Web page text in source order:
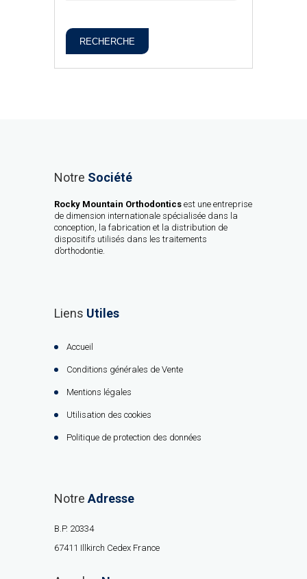
RECHERCHE
Notre Société
Rocky Mountain Orthodontics est une entreprise
de dimension internationale spécialisée dans la
conception, la fabrication et la distribution de
dispositifs utilisés dans les traitements
d’orthodontie.
Liens Utiles
Accueil
Conditions générales de Vente
Mentions légales
Utilisation des cookies
Politique de protection des données
Notre Adresse
B.P. 20334
67411 Illkirch Cedex France